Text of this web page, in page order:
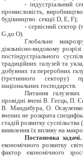
- індустріальний
промисловість,
будівництво: секції D, E, F);
- сервісний сектор
G до O).
Глобальне
діяльнісно-видовому
постіндустріального
традиційних галузей та
добувних та переробних
(третинного сектору)
національних господарств.
Питання
провідні вчені В. Геєць, П.
В. Мандибура, О.
вчених не розкрита
стадій розвитку
виявлення їх впливу на
Постановка задачі.
економічного розвитку
фактор економічного